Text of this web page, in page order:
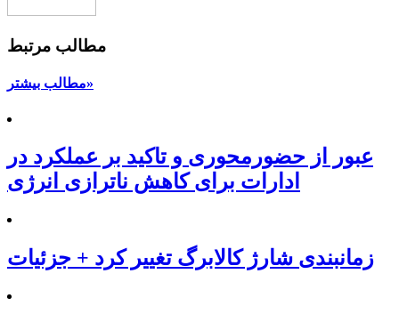
مطالب مرتبط
مطالب بیشتر»
عبور از حضورمحوری و تاکید بر عملکرد در
ادارات برای کاهش ناترازی انرژی
زمانبندی شارژ کالابرگ تغییر کرد + جزئیات